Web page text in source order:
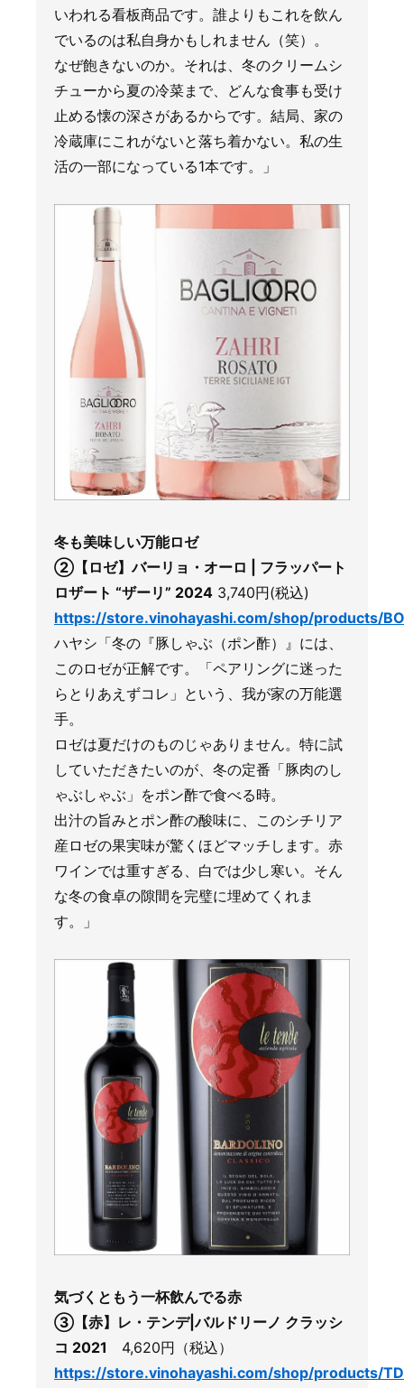
いわれる看板商品です。誰よりもこれを飲ん
でいるのは私自身かもしれません（笑）。
なぜ飽きないのか。それは、冬のクリームシ
チューから夏の冷菜まで、どんな食事も受け
止める懐の深さがあるからです。結局、家の
冷蔵庫にこれがないと落ち着かない。私の生
活の一部になっている1本です。」
冬も美味しい万能ロゼ
②【ロゼ】バーリョ・オーロ | フラッパート
ロザート “ザーリ” 2024 3,740円(税込)
https://store.vinohayashi.com/shop/products/
ハヤシ「冬の『豚しゃぶ（ポン酢）』には、
このロゼが正解です。「ペアリングに迷った
らとりあえずコレ」という、我が家の万能選
手。
ロゼは夏だけのものじゃありません。特に試
していただきたいのが、冬の定番「豚肉のし
ゃぶしゃぶ」をポン酢で食べる時。
出汁の旨みとポン酢の酸味に、このシチリア
産ロゼの果実味が驚くほどマッチします。赤
ワインでは重すぎる、白では少し寒い。そん
な冬の食卓の隙間を完璧に埋めてくれま
す。」
気づくともう一杯飲んでる赤
③【赤】レ・テンデ|バルドリーノ クラッシ
コ 2021 4,620円（税込）
https://store.vinohayashi.com/shop/products/